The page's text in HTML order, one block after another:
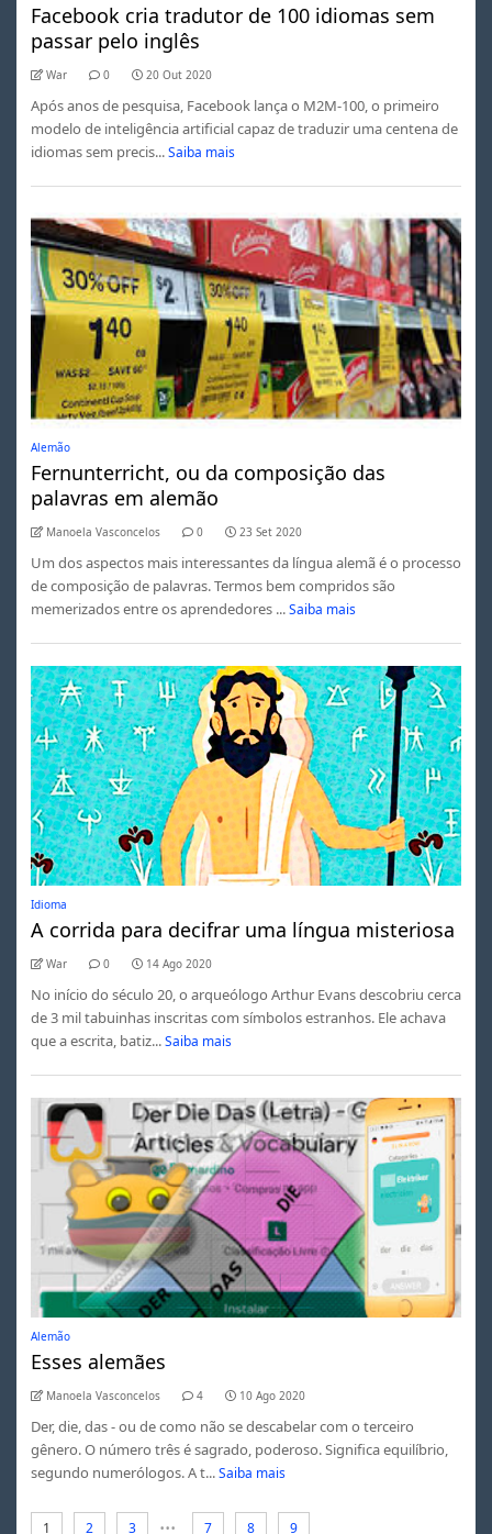
Facebook cria tradutor de 100 idiomas sem
passar pelo inglês
War 0 20 Out 2020
Após anos de pesquisa, Facebook lança o M2M-100, o primeiro
modelo de inteligência artificial capaz de traduzir uma centena de
idiomas sem precis... Saiba mais
Alemão
Fernunterricht, ou da composição das
palavras em alemão
Manoela Vasconcelos 0 23 Set 2020
Um dos aspectos mais interessantes da língua alemã é o processo
de composição de palavras. Termos bem compridos são
memerizados entre os aprendedores ... Saiba mais
Idioma
A corrida para decifrar uma língua misteriosa
War 0 14 Ago 2020
No início do século 20, o arqueólogo Arthur Evans descobriu cerca
de 3 mil tabuinhas inscritas com símbolos estranhos. Ele achava
que a escrita, batiz... Saiba mais
Alemão
Esses alemães
Manoela Vasconcelos 4 10 Ago 2020
Der, die, das - ou de como não se descabelar com o terceiro
gênero. O número três é sagrado, poderoso. Significa equilíbrio,
segundo numerólogos. A t... Saiba mais
1 2 3 ... 7 8 9